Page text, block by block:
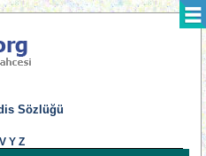
Sözlüğü
V Y Z